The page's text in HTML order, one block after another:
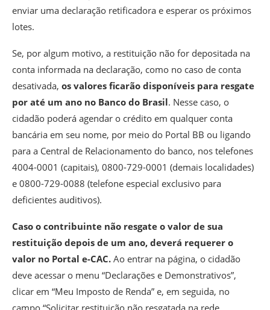
enviar uma declaração retificadora e esperar os próximos
lotes.
Se, por algum motivo, a restituição não for depositada na
conta informada na declaração, como no caso de conta
desativada, os valores ficarão disponíveis para resgate
por até um ano no Banco do Brasil. Nesse caso, o
cidadão poderá agendar o crédito em qualquer conta
bancária em seu nome, por meio do Portal BB ou ligando
para a Central de Relacionamento do banco, nos telefones
4004-0001 (capitais), 0800-729-0001 (demais localidades)
e 0800-729-0088 (telefone especial exclusivo para
deficientes auditivos).
Caso o contribuinte não resgate o valor de sua
restituição depois de um ano, deverá requerer o
valor no Portal e-CAC. Ao entrar na página, o cidadão
deve acessar o menu “Declarações e Demonstrativos”,
clicar em “Meu Imposto de Renda” e, em seguida, no